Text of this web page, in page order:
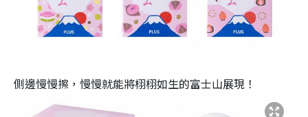
側邊慢慢擦，慢慢就能將栩栩如生的富士山展現！